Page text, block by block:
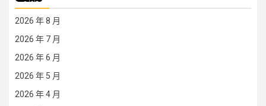
2026 年 8 月
2026 年 7 月
2026 年 6 月
2026 年 5 月
2026 年 4 月